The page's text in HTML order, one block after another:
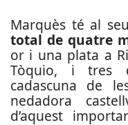
Marquès té al seu
total de quatre
or i una plata a
Tòquio, i tres
cadascuna de
nedadora
d’aquest